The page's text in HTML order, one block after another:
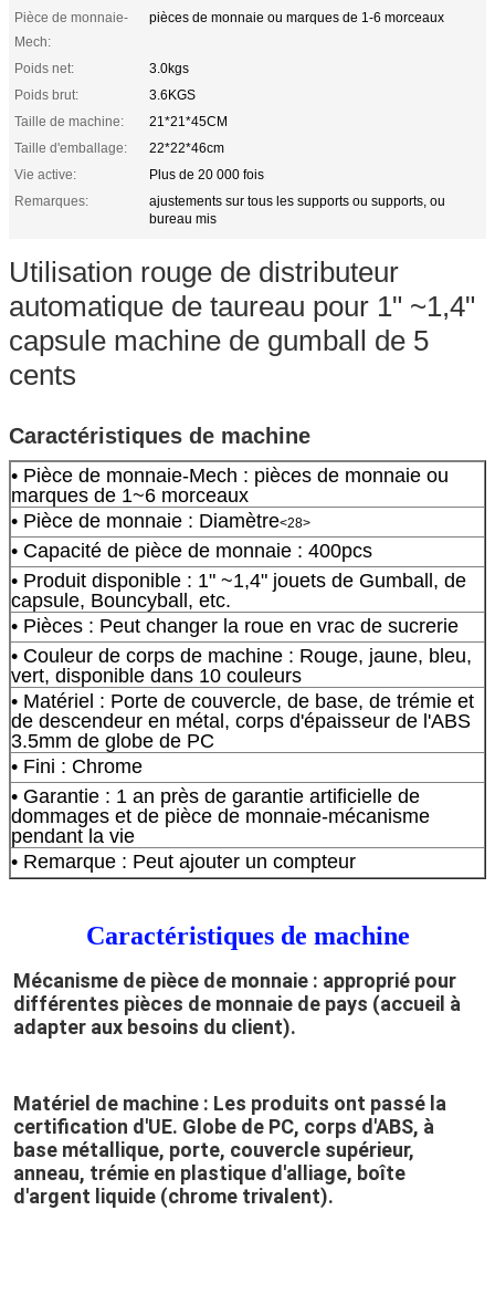
Pièce de monnaie-
Mech:
pièces de monnaie ou marques de 1-6 morceaux
Poids net:
3.0kgs
Poids brut:
3.6KGS
Taille de machine:
21*21*45CM
Taille d'emballage:
22*22*46cm
Vie active:
Plus de 20 000 fois
Remarques:
ajustements sur tous les supports ou supports, ou
bureau mis
Utilisation rouge de distributeur
automatique de taureau pour 1" ~1,4"
capsule machine de gumball de 5
cents
Caractéristiques de machine
• Pièce de monnaie-Mech : pièces de monnaie ou
marques de 1~6 morceaux
• Pièce de monnaie : Diamètre<28>
• Capacité de pièce de monnaie : 400pcs
• Produit disponible : 1" ~1,4" jouets de Gumball, de
capsule, Bouncyball, etc.
• Pièces : Peut changer la roue en vrac de sucrerie
• Couleur de corps de machine : Rouge, jaune, bleu,
vert, disponible dans 10 couleurs
• Matériel : Porte de couvercle, de base, de trémie et
de descendeur en métal, corps d'épaisseur de l'ABS
3.5mm de globe de PC
• Fini : Chrome
• Garantie : 1 an près de garantie artificielle de
dommages et de pièce de monnaie-mécanisme
pendant la vie
• Remarque : Peut ajouter un compteur
Caractéristiques de machine
Mécanisme de pièce de monnaie : approprié pour
différentes pièces de monnaie de pays (accueil à
adapter aux besoins du client).
Matériel de machine : Les produits ont passé la
certification d'UE. Globe de PC, corps d'ABS, à
base métallique, porte, couvercle supérieur,
anneau, trémie en plastique d'alliage, boîte
d'argent liquide (chrome trivalent).